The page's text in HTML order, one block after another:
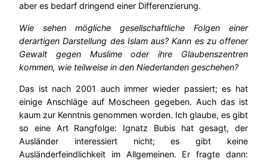
aber es bedarf dringend einer Differenzierung.
Wie sehen mögliche gesellschaftliche Folgen einer
derartigen Darstellung des Islam aus? Kann es zu offener
Gewalt gegen Muslime oder ihre Glaubenszentren
kommen, wie teilweise in den Niederlanden geschehen?
Das ist nach 2001 auch immer wieder passiert; es hat
einige Anschläge auf Moscheen gegeben. Auch das ist
kaum zur Kenntnis genommen worden. Ich glaube, es gibt
so eine Art Rangfolge: Ignatz Bubis hat gesagt, der
Ausländer interessiert nicht; es gibt keine
Ausländerfeindlichkeit im Allgemeinen. Er fragte dann: